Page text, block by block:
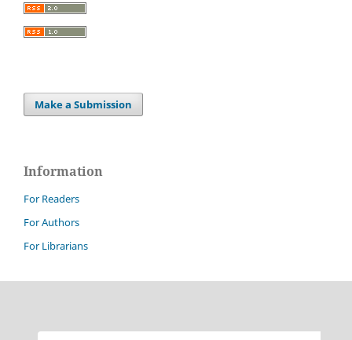
Make a Submission
Information
For Readers
For Authors
For Librarians